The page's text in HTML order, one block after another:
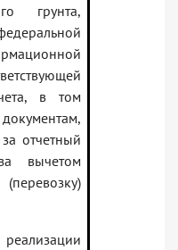
грунта,
в том
отчетный
вычетом